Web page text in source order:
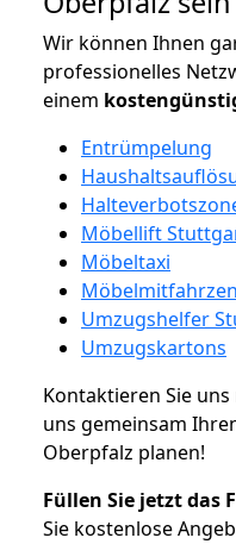
Wir können Ihnen
professionelles
einem
Entrümpelung
Möbellift
Möbeltaxi
Umzugshelfer
Umzugskartons
Kontaktieren Sie
uns gemeinsam
Oberpfalz planen!
Füllen Sie jetzt das
Sie kostenlose